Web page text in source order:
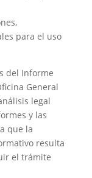
para el uso
del Informe
General
legal
y las
que la
resulta
el trámite